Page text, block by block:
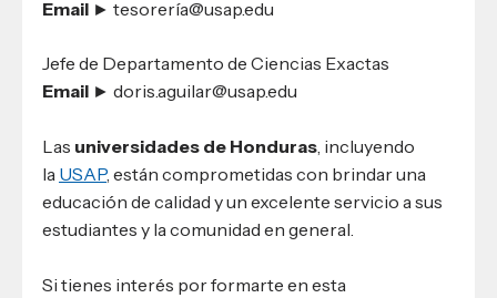
Email ► tesorería@usap.edu
Jefe de Departamento de Ciencias Exactas
Email ► doris.aguilar@usap.edu
Las universidades de Honduras, incluyendo
la USAP, están comprometidas con brindar una
educación de calidad y un excelente servicio a sus
estudiantes y la comunidad en general.
Si tienes interés por formarte en esta